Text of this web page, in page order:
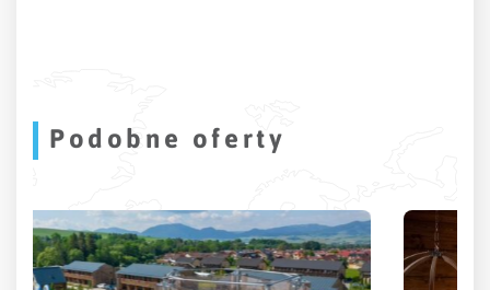
Podobne oferty